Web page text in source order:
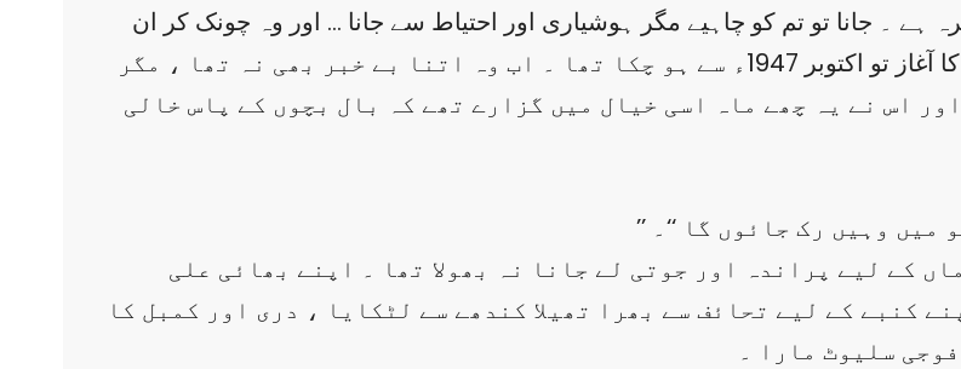
ہے ۔ جانا تو تم کو چاہیے مگر ہوشیاری اور احتیاط سے جانا … اور وہ چونک کر ان
کی شکل دیکھنے لگا ۔ کشمیر پر فوجوں کی نقل و حرکت کا آغاز تو اکتوبر 1947ء سے ہو چکا تھا ۔ اب وہ اتنا بے خبر بھی نہ تھا ، مگر
اس نے یہ چھے ماہ اسی خیال میں گزارے تھے کہ بال بچوں کے پاس خالی
میں وہیں رک جائوں گا ‘‘۔
کے لیے پراندہ اور جوتی لے جانا نہ بھولا تھا ۔ اپنے بھائی علی
کنبے کے لیے تحائف سے بھرا تھیلا کندھے سے لٹکایا ، دری اور کمبل کا
سلیوٹ مارا ۔